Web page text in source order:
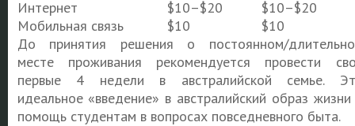
Интернет
$10–$20
$10–$20
Мобильная связь
$10
$10
До принятия решения о постоянном/
месте проживания рекомендуется провести
первые 4 недели в австралийской семье.
идеальное «введение» в австралийский образ
помощь студентам в вопросах повседневного быта.